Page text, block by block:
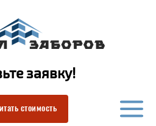
заявку!
стоимость